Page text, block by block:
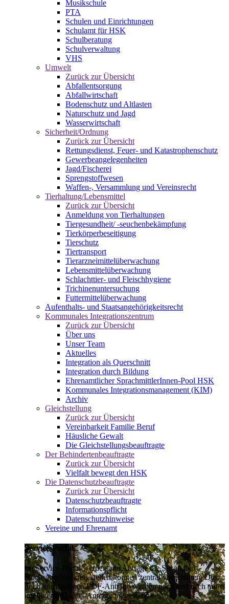
Musikschule
PTA
Schulen und Einrichtungen
Schulamt für HSK
Schulberatung
Schulverwaltung
VHS
Umwelt
Zurück zur Übersicht
Abfallentsorgung
Abfallwirtschaft
Bodenschutz und Altlasten
Naturschutz und Jagd
Wasserwirtschaft
Sicherheit/Ordnung
Zurück zur Übersicht
Rettungsdienst, Feuer- und Katastrophenschutz
Gewerbeangelegenheiten
Jagd/Fischerei
Sprengstoffwesen
Waffen-, Versammlung und Vereinsrecht
Tierhaltung/Lebensmittel
Zurück zur Übersicht
Anmeldung von Tierhaltungen
Tiergesundheit/ -seuchenbekämpfung
Tierkörperbeseitigung
Tierschutz
Tiertransport
Tierarzneimittelüberwachung
Lebensmittelüberwachung
Schlachttier- und Fleischhygiene
Trichinenuntersuchung
Futtermittelüberwachung
Aufenthalts- und Staatsangehörigkeitsrecht
Kommunales Integrationszentrum
Zurück zur Übersicht
Über uns
Unser Team
Aktuelles
Integration als Querschnitt
Integration durch Bildung
Ehrenamtlicher SprachmittlerInnen-Pool HSK
Kommunales Integrationsmanagement (KIM)
Archiv
Gleichstellung
Zurück zur Übersicht
Vereinbarkeit Familie Beruf
Häusliche Gewalt
Die Gleichstellungsbeauftragte
Der Behindertenbeauftragte
Zurück zur Übersicht
Vielfalt bewegt den HSK
Die Datenschutzbeauftragte
Zurück zur Übersicht
Datenschutzbeauftragte
Informationspflicht
Datenschutzhinweise
Vereine und Ehrenamt
Service-Portal
Im Service-Portal werden alle Anträge die Sie an den
Hochsauerlandkreis stellen können zentral vorgehalten. Die
noch vorhandenen PDF-Anträge werden nach und nach auf
intelligente Online-Anträge umgestellt.